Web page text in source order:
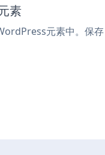
素
元素中。保